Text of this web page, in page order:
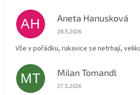
AH Aneta Hanusková
Hodnocení obchodu je 5 z 5
28.5.2026
Vše v pořádku, rukavice se netrhají,
MT Milan Tomandl
Hodnocení obchodu je 5 z 5
27.5.2026